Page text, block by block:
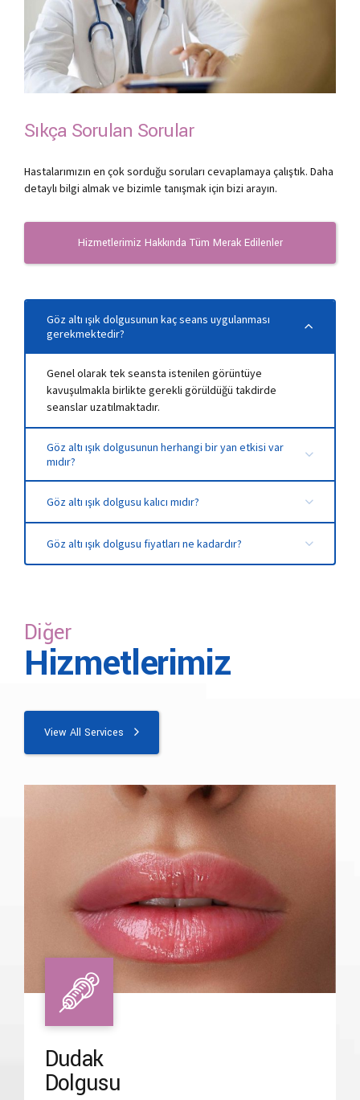
Sıkça Sorulan Sorular
Hastalarımızın en çok sorduğu soruları cevaplamaya çalıştık. Daha
detaylı bilgi almak ve bizimle tanışmak için bizi arayın.
Hizmetlerimiz Hakkında Tüm Merak Edilenler
Göz altı ışık dolgusunun kaç seans uygulanması
gerekmektedir?
Genel olarak tek seansta istenilen görüntüye
kavuşulmakla birlikte gerekli görüldüğü takdirde
seanslar uzatılmaktadır.
Göz altı ışık dolgusunun herhangi bir yan etkisi var
mıdır?
etkisi, zararı yoktur ancak iltihap, alerji varsa ve
hamilelerde önerilmemektedir.
Göz altı ışık dolgusu kalıcı mıdır?
ila bir buçuk yıl arasında kalıcılığı vardır.
Göz altı ışık dolgusu fiyatları ne kadardır?
Diğer
Hizmetlerimiz
View All Services
Dudak
Dolgusu